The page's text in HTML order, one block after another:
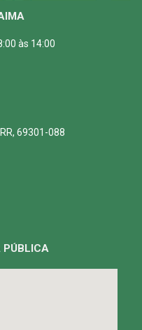
às 14:00
69301-088
PÚBLICA